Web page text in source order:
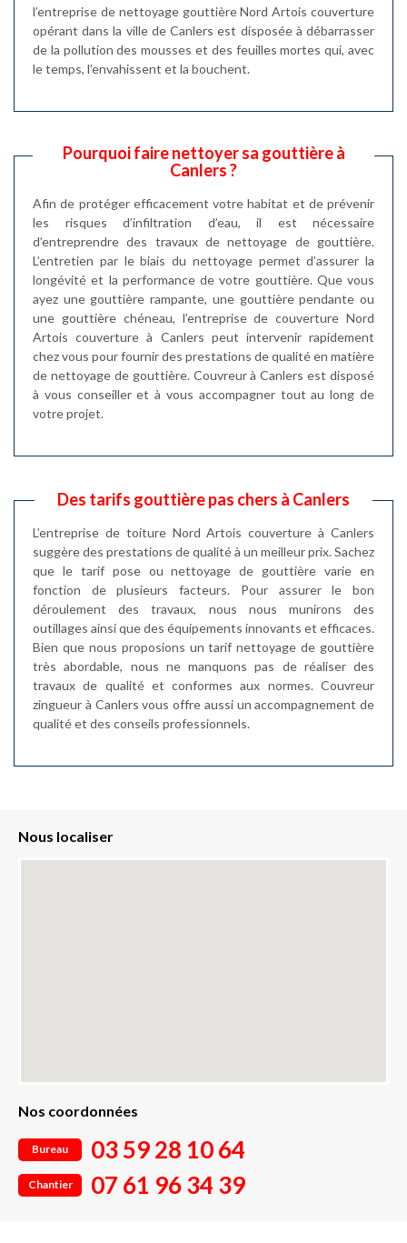
l’entreprise de nettoyage gouttière Nord Artois couverture
opérant dans la ville de Canlers est disposée à débarrasser
de la pollution des mousses et des feuilles mortes qui, avec
le temps, l’envahissent et la bouchent.
Pourquoi faire nettoyer sa gouttière à
Canlers ?
Afin de protéger efficacement votre habitat et de prévenir
les risques d’infiltration d’eau, il est nécessaire
d’entreprendre des travaux de nettoyage de gouttière.
L’entretien par le biais du nettoyage permet d’assurer la
longévité et la performance de votre gouttière. Que vous
ayez une gouttière rampante, une gouttière pendante ou
une gouttière chéneau, l’entreprise de couverture Nord
Artois couverture à Canlers peut intervenir rapidement
chez vous pour fournir des prestations de qualité en matière
de nettoyage de gouttière. Couvreur à Canlers est disposé
à vous conseiller et à vous accompagner tout au long de
votre projet.
Des tarifs gouttière pas chers à Canlers
L’entreprise de toiture Nord Artois couverture à Canlers
suggère des prestations de qualité à un meilleur prix. Sachez
que le tarif pose ou nettoyage de gouttière varie en
fonction de plusieurs facteurs. Pour assurer le bon
déroulement des travaux, nous nous munirons des
outillages ainsi que des équipements innovants et efficaces.
Bien que nous proposions un tarif nettoyage de gouttière
très abordable, nous ne manquons pas de réaliser des
travaux de qualité et conformes aux normes. Couvreur
zingueur à Canlers vous offre aussi un accompagnement de
qualité et des conseils professionnels.
Nous localiser
Nos coordonnées
Bureau 03 59 28 10 64
Chantier 07 61 96 34 39